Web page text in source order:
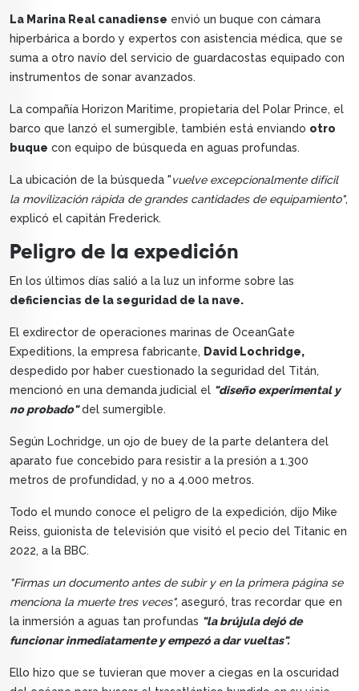
La Marina Real canadiense envió un buque con cámara
hiperbárica a bordo y expertos con asistencia médica, que se
suma a otro navío del servicio de guardacostas equipado con
instrumentos de sonar avanzados.
La compañía Horizon Maritime, propietaria del Polar Prince, el
barco que lanzó el sumergible, también está enviando otro
buque con equipo de búsqueda en aguas profundas.
La ubicación de la búsqueda "vuelve excepcionalmente difícil
la movilización rápida de grandes cantidades de equipamiento",
explicó el capitán Frederick.
Peligro de la expedición
En los últimos días salió a la luz un informe sobre las
deficiencias de la seguridad de la nave.
El exdirector de operaciones marinas de OceanGate
Expeditions, la empresa fabricante, David Lochridge,
despedido por haber cuestionado la seguridad del Titán,
mencionó en una demanda judicial el "diseño experimental y
no probado"del sumergible.
Según Lochridge, un ojo de buey de la parte delantera del
aparato fue concebido para resistir a la presión a 1.300
metros de profundidad, y no a 4.000 metros.
Todo el mundo conoce el peligro de la expedición, dijo Mike
Reiss, guionista de televisión que visitó el pecio del Titanic en
2022, a la BBC.
"Firmas un documento antes de subir y en la primera página se
menciona la muerte tres veces", aseguró, tras recordar que en
la inmersión a aguas tan profundas "la brújula dejó de
funcionar inmediatamente y empezó a dar vueltas".
Ello hizo que se tuvieran que mover a ciegas en la oscuridad